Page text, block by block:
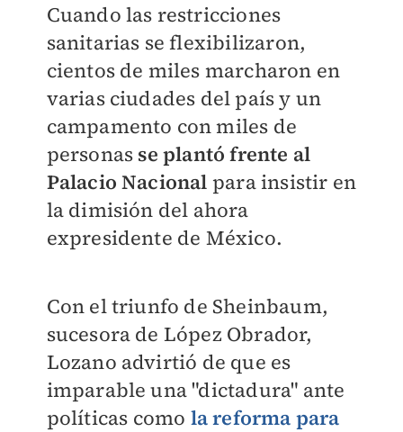
Cuando las restricciones
sanitarias se flexibilizaron,
cientos de miles marcharon en
varias ciudades del país y un
campamento con miles de
personas se plantó frente al
Palacio Nacional para insistir en
la dimisión del ahora
expresidente de México.
Con el triunfo de Sheinbaum,
sucesora de López Obrador,
Lozano advirtió de que es
imparable una "dictadura" ante
políticas como la reforma para